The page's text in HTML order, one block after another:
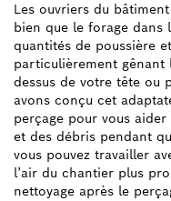
Les ouvriers du
bien que le forage dans
quantités de poussière
particulièrement gênant
dessus de votre tête ou
avons conçu cet
perçage pour vous
et des débris pendant
vous pouvez travailler
l’air du chantier plus
nettoyage après le